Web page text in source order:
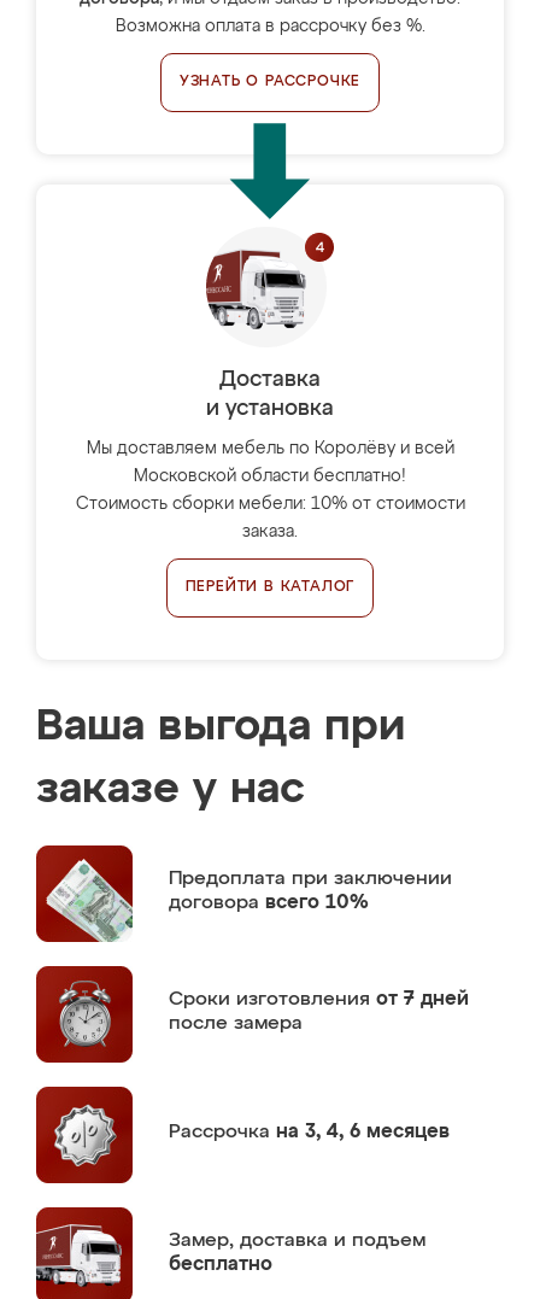
Возможна оплата в рассрочку без %.
УЗНАТЬ О РАССРОЧКЕ
Доставка
и установка
Мы доставляем мебель по Королёву и всей
Московской области бесплатно!
Стоимость сборки мебели: 10% от стоимости
заказа.
ПЕРЕЙТИ В КАТАЛОГ
Ваша выгода при
заказе у нас
Предоплата при заключении
договора всего 10%
Сроки изготовления от 7 дней
после замера
Рассрочка на 3, 4, 6 месяцев
Замер, доставка и подъем
бесплатно